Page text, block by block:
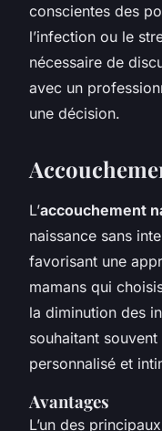
conscientes des
l’infection ou le
nécessaire de
avec un
une décision.
L’accouchement
naissance sans
favorisant une
mamans qui
la diminution des
souhaitant
personnalisé et
Avantages
L’un des principaux